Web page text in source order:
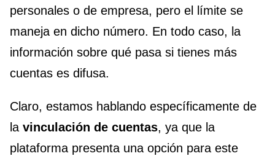
personales o de empresa, pero el límite se
maneja en dicho número. En todo caso, la
información sobre qué pasa si tienes más
cuentas es difusa.
Claro, estamos hablando específicamente de
la vinculación de cuentas, ya que la
plataforma presenta una opción para este